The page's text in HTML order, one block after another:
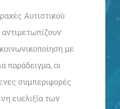
Αυτιστικού
με
παράδειγμα, οι
συμπεριφορές
ευελιξία των